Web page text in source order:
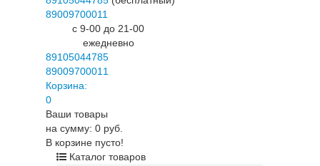
89009700011
c 9-00 до 21-00
ежедневно
89105044785
89009700011
Корзина:
0
Ваши товары
на сумму: 0 руб.
В корзине пусто!
Каталог товаров